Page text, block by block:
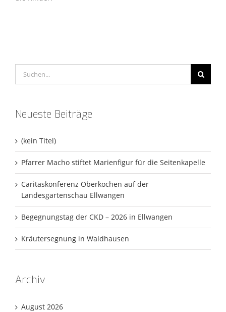
nach:
Neueste Beiträge
(kein Titel)
Pfarrer Macho stiftet Marienfigur für die Seitenkapelle
Caritaskonferenz Oberkochen auf der
Landesgartenschau Ellwangen
Begegnungstag der CKD – 2026 in Ellwangen
Kräutersegnung in Waldhausen
Archiv
August 2026